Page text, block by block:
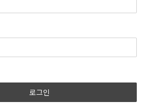
로그인